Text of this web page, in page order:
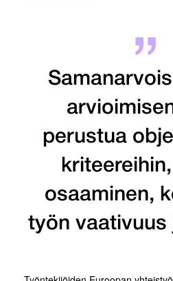
perustua
osaaminen,
työn vaativuus